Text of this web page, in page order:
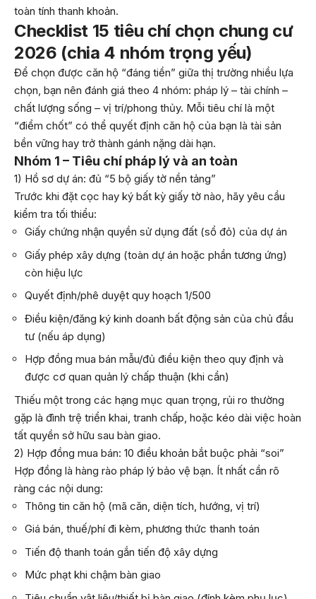
toàn tính thanh khoản.
Checklist 15 tiêu chí chọn chung cư
2026 (chia 4 nhóm trọng yếu)
Để chọn được căn hộ “đáng tiền” giữa thị trường nhiều lựa
chọn, bạn nên đánh giá theo 4 nhóm: pháp lý – tài chính –
chất lượng sống – vị trí/phong thủy. Mỗi tiêu chí là một
“điểm chốt” có thể quyết định căn hộ của bạn là tài sản
bền vững hay trở thành gánh nặng dài hạn.
Nhóm 1 – Tiêu chí pháp lý và an toàn
1) Hồ sơ dự án: đủ “5 bộ giấy tờ nền tảng”
Trước khi đặt cọc hay ký bất kỳ giấy tờ nào, hãy yêu cầu
kiểm tra tối thiểu:
Giấy chứng nhận quyền sử dụng đất (sổ đỏ) của dự án
Giấy phép xây dựng (toàn dự án hoặc phần tương ứng)
còn hiệu lực
Quyết định/phê duyệt quy hoạch 1/500
Điều kiện/đăng ký kinh doanh bất động sản của chủ đầu
tư (nếu áp dụng)
Hợp đồng mua bán mẫu/đủ điều kiện theo quy định và
được cơ quan quản lý chấp thuận (khi cần)
Thiếu một trong các hạng mục quan trọng, rủi ro thường
gặp là đình trệ triển khai, tranh chấp, hoặc kéo dài việc hoàn
tất quyền sở hữu sau bàn giao.
2) Hợp đồng mua bán: 10 điều khoản bắt buộc phải “soi”
Hợp đồng là hàng rào pháp lý bảo vệ bạn. Ít nhất cần rõ
ràng các nội dung:
Thông tin căn hộ (mã căn, diện tích, hướng, vị trí)
Giá bán, thuế/phí đi kèm, phương thức thanh toán
Tiến độ thanh toán gắn tiến độ xây dựng
Mức phạt khi chậm bàn giao